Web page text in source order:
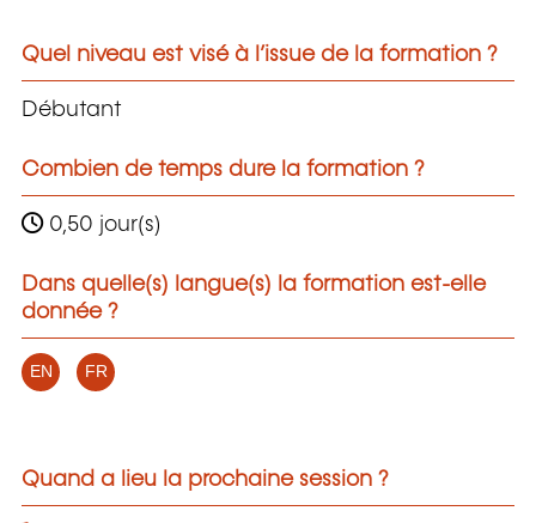
Quel niveau est visé à l’issue de la formation ?
Débutant
Combien de temps dure la formation ?
0,50 jour(s)
Dans quelle(s) langue(s) la formation est-elle
donnée ?
EN FR
Quand a lieu la prochaine session ?